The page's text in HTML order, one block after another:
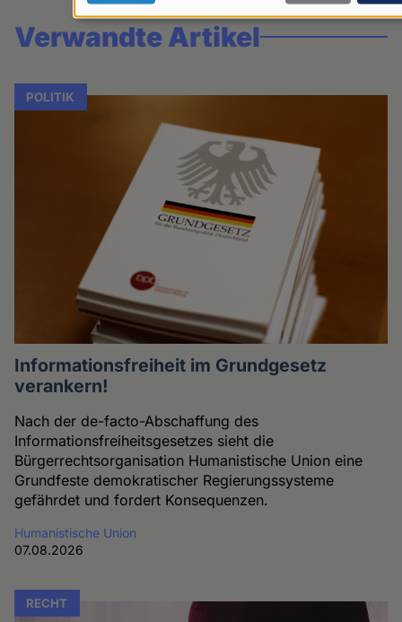
Verwandte Artikel
POLITIK
Informationsfreiheit im Grundgesetz
verankern!
Nach der de-facto-Abschaffung des
Informationsfreiheitsgesetzes sieht die
Bürgerrechtsorganisation Humanistische Union eine
Grundfeste demokratischer Regierungssysteme
gefährdet und fordert Konsequenzen.
Humanistische Union
07.08.2026
RECHT
Daten
und